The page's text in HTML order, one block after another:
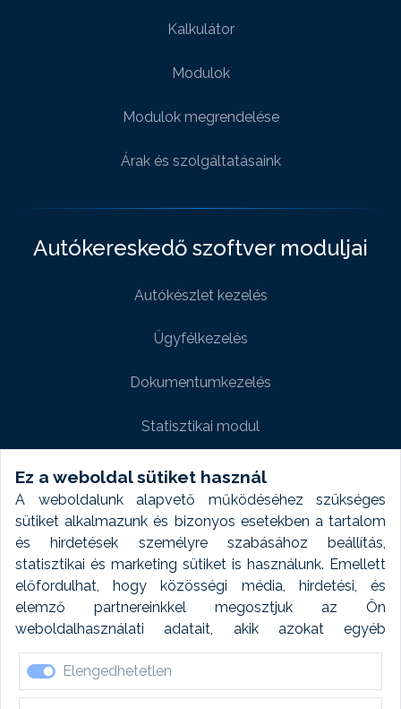
Ez a weboldal sütiket használ
A weboldalunk alapvető működéséhez szükséges
sütiket alkalmazunk és bizonyos esetekben a tartalom
és hirdetések személyre szabásához beállítás,
statisztikai és marketing sütiket is használunk. Emellett
előfordulhat, hogy közösségi média, hirdetési, és
elemző partnereinkkel megosztjuk az Ön
weboldalhasználati adatait, akik azokat egyéb
forrásokból gyűjtött adatokkal kombinálhatják. A sütik
elfogadásával kapcsolatosan naplózást végzünk és
ezen adatokat 6 hónap után automatikusan töröljük. A
Elengedhetetlen
Kalkulátor
Modulok
Modulok megrendelése
Árak és szolgáltatásaink
Autókereskedő szoftver moduljai
Autókészlet kezelés
Ügyfélkezelés
Dokumentumkezelés
Statisztikai modul
Weboldal modul
Fényképtár extra modul
Autómosó modul
Feladatütemezés